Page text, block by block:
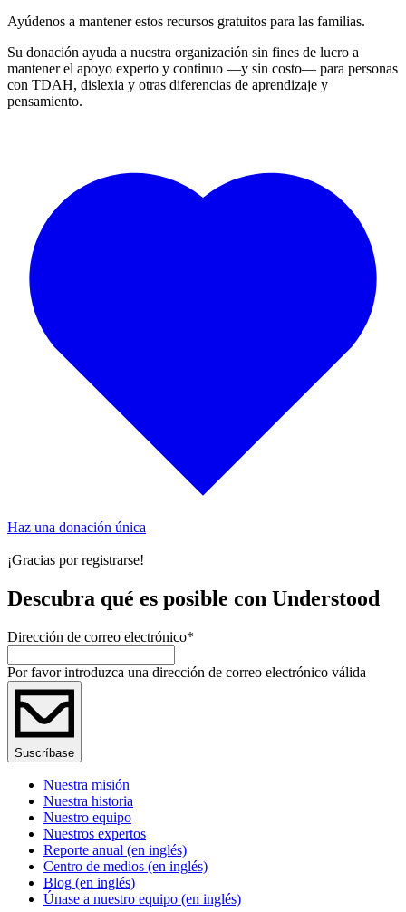
Ayúdenos a mantener estos recursos gratuitos para las familias.
Su donación ayuda a nuestra organización sin fines de lucro a
mantener el apoyo experto y continuo —y sin costo— para personas
con TDAH, dislexia y otras diferencias de aprendizaje y
pensamiento.
Haz una donación única
¡Gracias por registrarse!
Descubra qué es posible con Understood
Dirección de correo electrónico*
Por favor introduzca una dirección de correo electrónico válida
Suscríbase
Nuestra misión
Nuestra historia
Nuestro equipo
Nuestros expertos
Reporte anual (en inglés)
Centro de medios (en inglés)
Blog (en inglés)
Únase a nuestro equipo (en inglés)